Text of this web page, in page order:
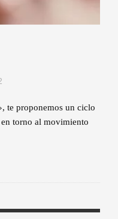
te proponemos un ciclo
torno al movimiento